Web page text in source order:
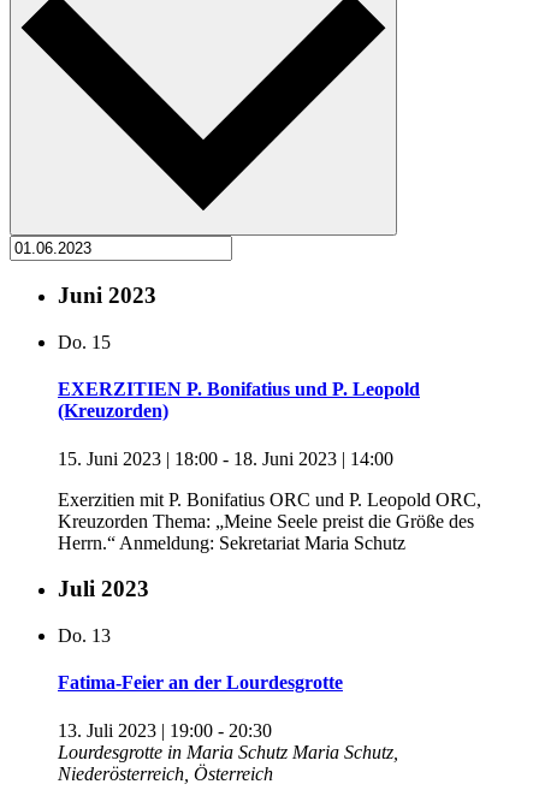
Juni 2023
Do. 15
EXERZITIEN P. Bonifatius und P. Leopold
(Kreuzorden)
15. Juni 2023 | 18:00 - 18. Juni 2023 | 14:00
Exerzitien mit P. Bonifatius ORC und P. Leopold ORC,
Kreuzorden Thema: „Meine Seele preist die Größe des
Herrn.“ Anmeldung: Sekretariat Maria Schutz
Juli 2023
Do. 13
Fatima-Feier an der Lourdesgrotte
13. Juli 2023 | 19:00 - 20:30
Lourdesgrotte in Maria Schutz Maria Schutz,
Niederösterreich, Österreich